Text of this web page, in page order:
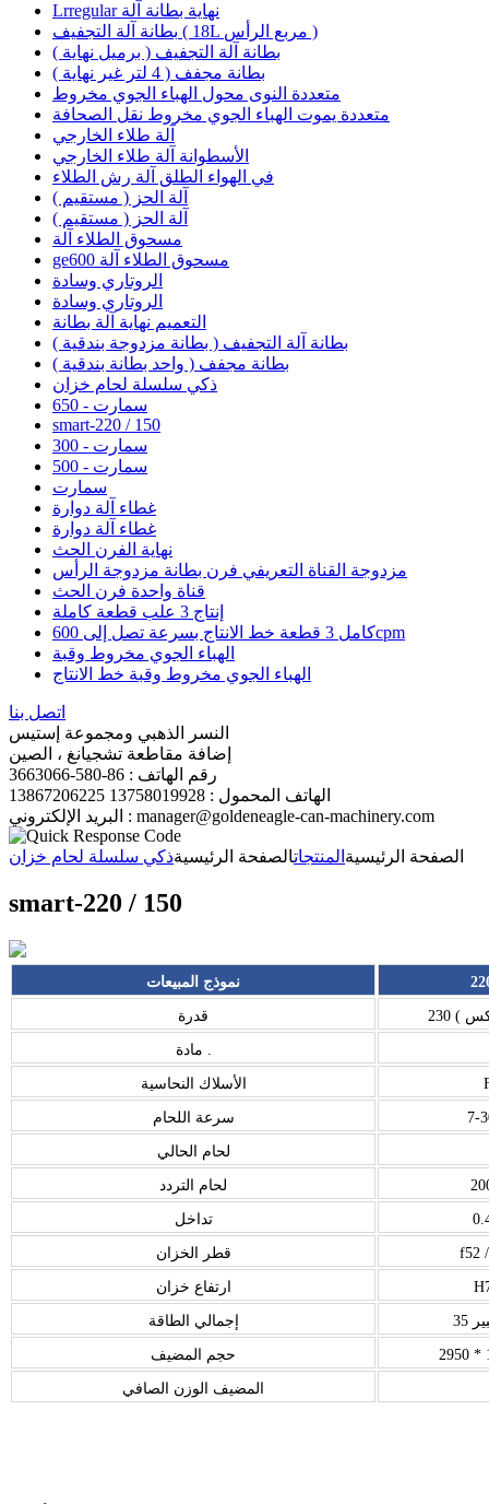
Lrregular نهاية بطانة آلة
بطانة آلة التجفيف ( 18L مربع الرأس )
بطانة آلة التجفيف ( برميل نهاية )
بطانة مجفف ( 4 لتر غير نهاية )
متعددة النوى محول الهباء الجوي مخروط
متعددة يموت الهباء الجوي مخروط نقل الصحافة
آلة طلاء الخارجي
الأسطوانة آلة طلاء الخارجي
في الهواء الطلق آلة رش الطلاء
آلة الحز ( مستقيم )
آلة الحز ( مستقيم )
مسحوق الطلاء آلة
ge600 مسحوق الطلاء آلة
الروتاري وسادة
الروتاري وسادة
التعميم نهاية آلة بطانة
بطانة آلة التجفيف ( بطانة مزدوجة بندقية )
بطانة مجفف ( واحد بطانة بندقية )
ذكي سلسلة لحام خزان
سمارت - 650
smart-220 / 150
سمارت - 300
سمارت - 500
سمارت
غطاء آلة دوارة
غطاء آلة دوارة
نهاية الفرن الحث
مزدوجة القناة التعريفي فرن بطانة مزدوجة الرأس
قناة واحدة فرن الحث
إنتاج 3 علب قطعة كاملة
كامل 3 قطعة خط الانتاج بسرعة تصل إلى 600cpm
الهباء الجوي مخروط وقبة
الهباء الجوي مخروط وقبة خط الانتاج
اتصل بنا
النسر الذهبي ومجموعة إستيس
إضافة مقاطعة تشجيانغ ، الصين
رقم الهاتف : 86-580-3663066
الهاتف المحمول : 13758019928 13867206225
البريد الإلكتروني : manager@goldeneagle-can-machinery.com
الصفحة الرئيسية المنتجاتالصفحة الرئيسيةذكي سلسلة لحام خزان
smart-220 / 150
نموذج المبيعات
قدرة )
الأسلاك النحاسية
سرعة اللحام
لحام الحالي
لحام التردد
تداخل
قطر الخزان f52
ارتفاع خزان
إجمالي الطاقة
حجم المضيف
المضيف الوزن الصافي